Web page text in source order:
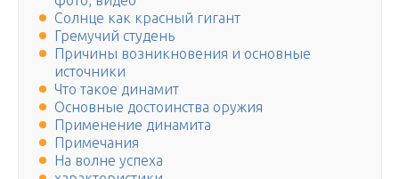
Солнце как красный гигант
Гремучий студень
Причины возникновения и основные
источники
Что такое динамит
Основные достоинства оружия
Применение динамита
Примечания
На волне успеха